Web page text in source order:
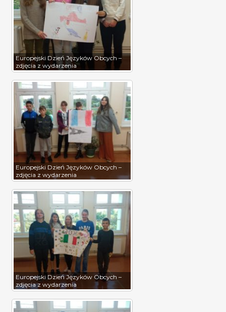
Europejski Dzień Języków Obcych –
zdjęcia z wydarzenia
Europejski Dzień Języków Obcych –
zdjęcia z wydarzenia
Europejski Dzień Języków Obcych –
zdjęcia z wydarzenia